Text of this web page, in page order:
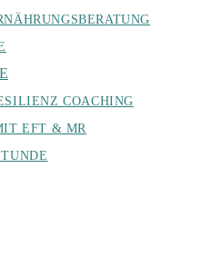
COACHING
EFT & MR